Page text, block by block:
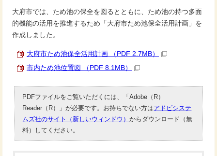
大府市では、ため池の保全を図るとともに、ため池の持つ多面
的機能の活用を推進するため「大府市ため池保全活用計画」を
作成しました。
大府市ため池保全活用計画 （PDF 2.7MB）
市内ため池位置図 （PDF 8.1MB）
PDFファイルをご覧いただくには、「Adobe（R）
Reader（R）」が必要です。お持ちでない方はアドビシステ
ムズ社のサイト（新しいウィンドウ）からダウンロード（無
料）してください。